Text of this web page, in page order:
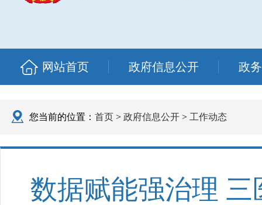
网站首页 政府信息公开 政
您当前的位置： 首页 > 政府信息公开 > 工作动态
数据赋能强治理